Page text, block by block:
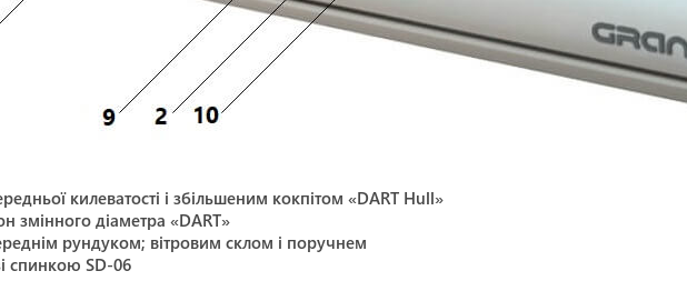
килеватості і збільшеним кокпітом «DART Hull»
змінного діаметра «DART»
рундуком; вітровим склом і поручнем
спинкою SD-06